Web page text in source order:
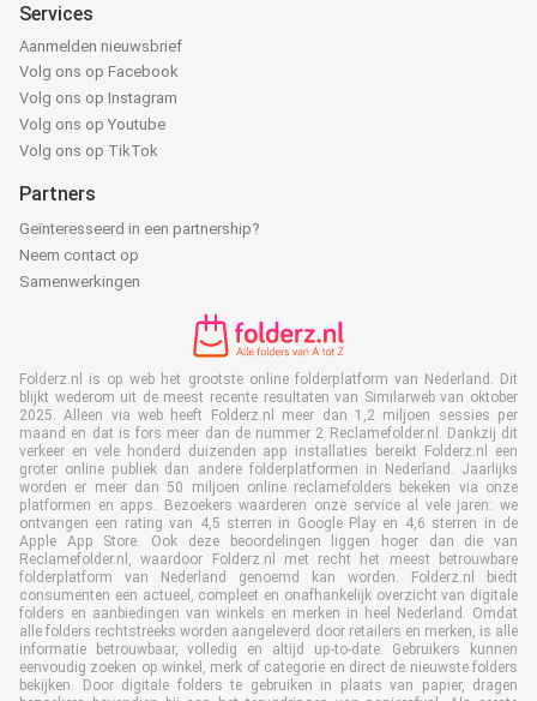
Services
Aanmelden nieuwsbrief
Volg ons op Facebook
Volg ons op Instagram
Volg ons op Youtube
Volg ons op TikTok
Partners
Geïnteresseerd in een partnership?
Neem contact op
Samenwerkingen
Folderz.nl is op web het grootste online folderplatform van Nederland. Dit
blijkt wederom uit de meest recente resultaten van Similarweb van oktober
2025. Alleen via web heeft Folderz.nl meer dan 1,2 miljoen sessies per
maand en dat is fors meer dan de nummer 2 Reclamefolder.nl. Dankzij dit
verkeer en vele honderd duizenden app installaties bereikt Folderz.nl een
groter online publiek dan andere folderplatformen in Nederland. Jaarlijks
worden er meer dan 50 miljoen online reclamefolders bekeken via onze
platformen en apps. Bezoekers waarderen onze service al vele jaren: we
ontvangen een rating van 4,5 sterren in Google Play en 4,6 sterren in de
Apple App Store. Ook deze beoordelingen liggen hoger dan die van
Reclamefolder.nl, waardoor Folderz.nl met recht het meest betrouwbare
folderplatform van Nederland genoemd kan worden. Folderz.nl biedt
consumenten een actueel, compleet en onafhankelijk overzicht van digitale
folders en aanbiedingen van winkels en merken in heel Nederland. Omdat
alle folders rechtstreeks worden aangeleverd door retailers en merken, is alle
informatie betrouwbaar, volledig en altijd up-to-date. Gebruikers kunnen
eenvoudig zoeken op winkel, merk of categorie en direct de nieuwste folders
bekijken. Door digitale folders te gebruiken in plaats van papier, dragen